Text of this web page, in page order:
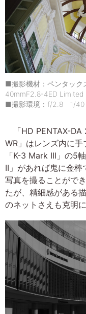
■撮影機材：ペンタック
40mmF2.8-4ED Limited
■撮影環境：f/2.8 1/
「HD PENTAX-
WR」はレンズ内に
「K-3 Mark III」の5
II」があれば鬼に金
写真を撮ることがで
たが、精細感がある
のネットさえも克明